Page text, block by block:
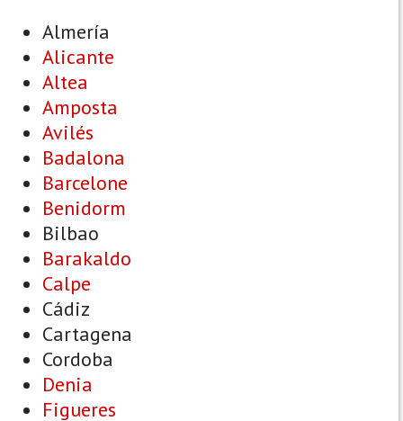
Almería
Alicante
Altea
Amposta
Avilés
Badalona
Barcelone
Benidorm
Bilbao
Barakaldo
Calpe
Cádiz
Cartagena
Cordoba
Denia
Figueres